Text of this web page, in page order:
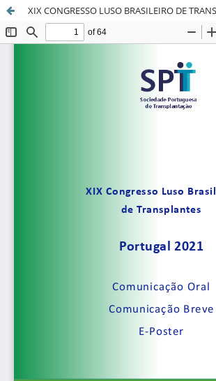
XIX CONGRESSO LUSO BRASILEIRO DE